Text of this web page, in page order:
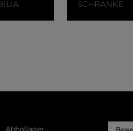
SCHRANKE
Abhollager